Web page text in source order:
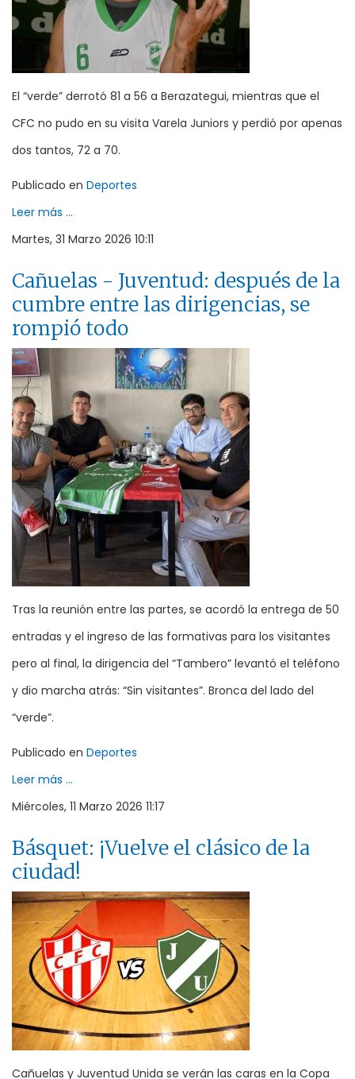
El “verde” derrotó 81 a 56 a Berazategui, mientras que el
CFC no pudo en su visita Varela Juniors y perdió por apenas
dos tantos, 72 a 70.
Publicado en Deportes
Leer más ...
Martes, 31 Marzo 2026 10:11
Cañuelas - Juventud: después de la
cumbre entre las dirigencias, se
rompió todo
Tras la reunión entre las partes, se acordó la entrega de 50
entradas y el ingreso de las formativas para los visitantes
pero al final, la dirigencia del “Tambero” levantó el teléfono
y dio marcha atrás: “Sin visitantes”. Bronca del lado del
“verde”.
Publicado en Deportes
Leer más ...
Miércoles, 11 Marzo 2026 11:17
Básquet: ¡Vuelve el clásico de la
ciudad!
Cañuelas y Juventud Unida se verán las caras en la Copa